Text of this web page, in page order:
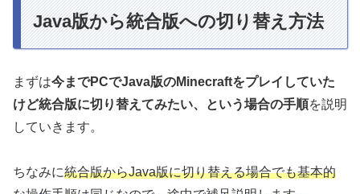
Java版から統合版への切り替え方法
まずは今までPCでJava版のMinecraftをプレイしていた
けど統合版に切り替えてみたい、という場合の手順を説明
していきます。
ちなみに統合版からJava版に切り替える場合でも基本的